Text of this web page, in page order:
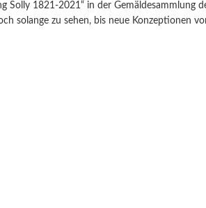
Solly 1821-2021“ in der Gemäldesammlung
solange zu sehen, bis neue Konzeptionen